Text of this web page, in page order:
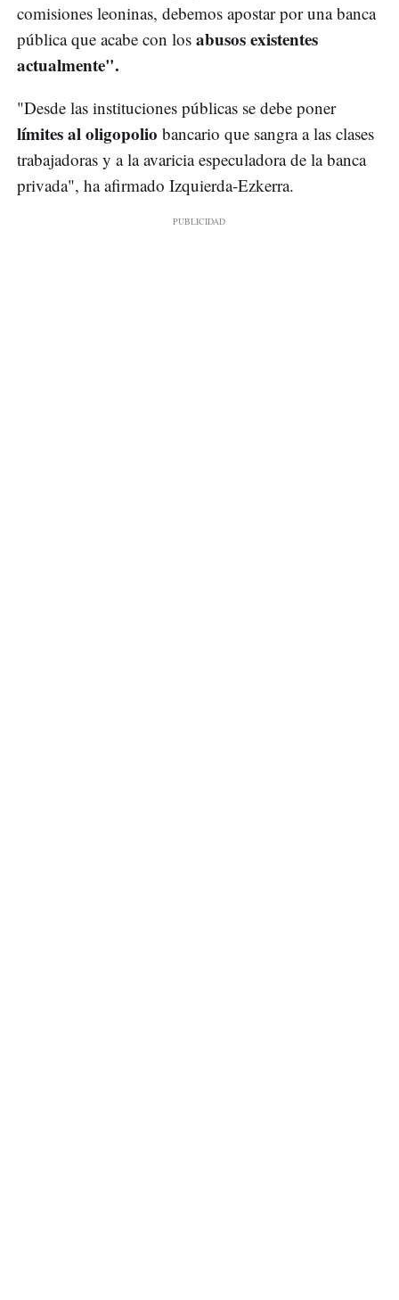
comisiones leoninas, debemos apostar por una banca
pública que acabe con los abusos existentes
actualmente".
"Desde las instituciones públicas se debe poner
límites al oligopolio bancario que sangra a las clases
trabajadoras y a la avaricia especuladora de la banca
privada", ha afirmado Izquierda-Ezkerra.